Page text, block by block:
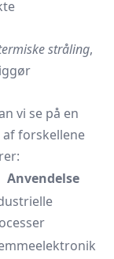
stråling,
vi se på en
forskellene
Anvendelse